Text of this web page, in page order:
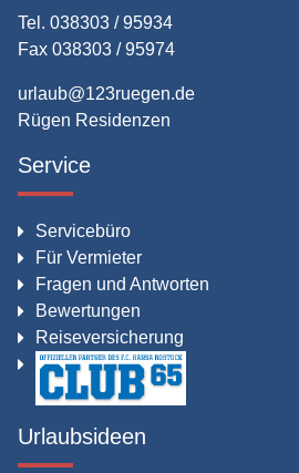
Tel. 038303 / 95934
Fax 038303 / 95974
urlaub@123ruegen.de
Rügen Residenzen
Service
Servicebüro
Für Vermieter
Fragen und Antworten
Bewertungen
Reiseversicherung
Urlaubsideen